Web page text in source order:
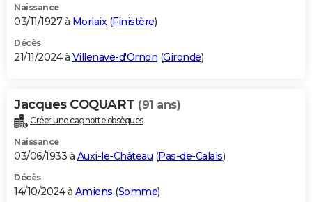
Naissance
03/11/1927 à Morlaix(Finistère)
Décès
21/11/2024 à Villenave-d'Ornon (Gironde)
Jacques COQUART (91 ans)
Créer une cagnotte obsèques
Naissance
03/06/1933 à Auxi-le-Château (Pas-de-Calais)
Décès
14/10/2024 à Amiens (Somme)